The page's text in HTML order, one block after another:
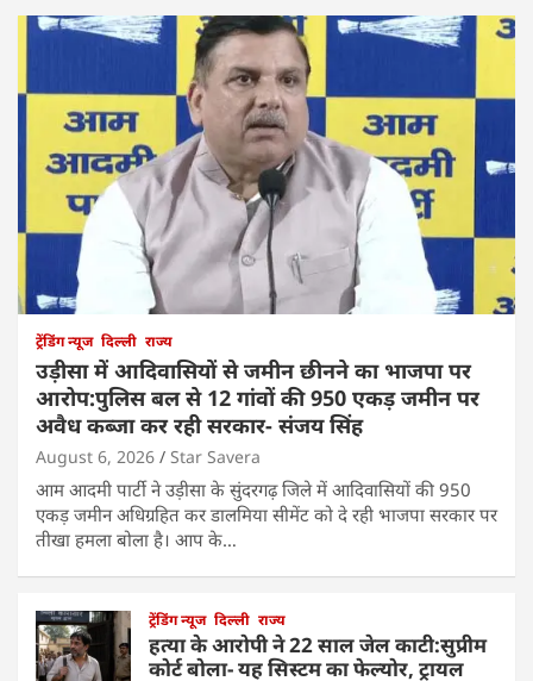
ट्रेंडिंग न्यूज दिल्ली राज्य
उड़ीसा में आदिवासियों से जमीन छीनने का भाजपा पर
आरोप:पुलिस बल से 12 गांवों की 950 एकड़ जमीन पर
अवैध कब्जा कर रही सरकार- संजय सिंह
August 6, 2026 Star Savera
आम आदमी पार्टी ने उड़ीसा के सुंदरगढ़ जिले में आदिवासियों की 950
एकड़ जमीन अधिग्रहित कर डालमिया सीमेंट को दे रही भाजपा सरकार पर
तीखा हमला बोला है। आप के…
ट्रेंडिंग न्यूज दिल्ली राज्य
हत्या के आरोपी ने 22 साल जेल काटी:सुप्रीम
कोर्ट बोला- यह सिस्टम का फेल्योर, ट्रायल